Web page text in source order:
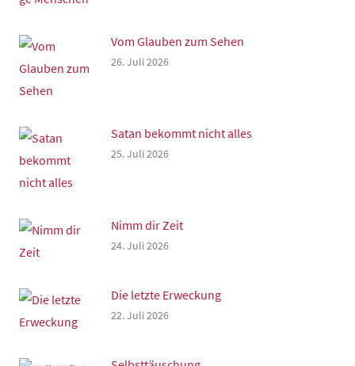
Vom Glauben zum Sehen
26. Juli 2026
Satan bekommt nicht alles
25. Juli 2026
Nimm dir Zeit
24. Juli 2026
Die letzte Erweckung
22. Juli 2026